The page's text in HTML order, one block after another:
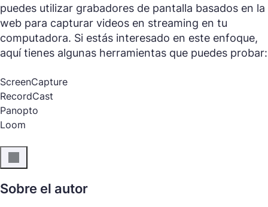
puedes utilizar grabadores de pantalla basados en la
web para capturar videos en streaming en tu
computadora. Si estás interesado en este enfoque,
aquí tienes algunas herramientas que puedes probar:
ScreenCapture
RecordCast
Panopto
Loom
Sobre el autor